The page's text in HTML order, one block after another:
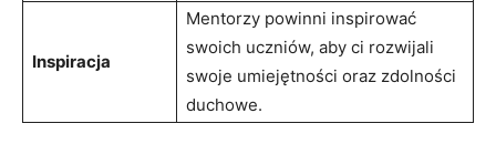
Inspiracja
Mentorzy powinni inspirować
swoich uczniów, aby ci rozwijali
swoje umiejętności oraz zdolności
duchowe.